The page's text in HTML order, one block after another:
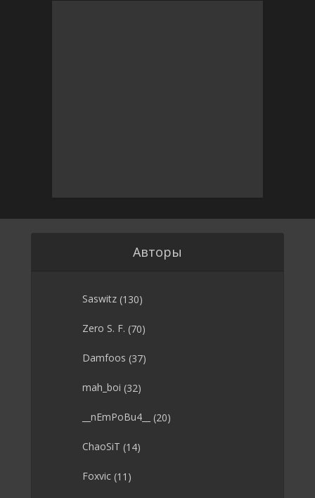
Авторы
Saswitz (130)
Zero S. F. (70)
Damfoos (37)
mah_boi (32)
__nEmPoBu4__ (20)
ChaoSiT (14)
Foxvic (11)